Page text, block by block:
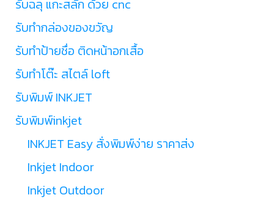
รับฉลุ แกะสลัก ด้วย cnc
รับทำกล่องของขวัญ
รับทำป้ายชื่อ ติดหน้าอกเสื้อ
รับทำโต๊ะ สไตล์ loft
รับพิมพ์ INKJET
รับพิมพ์inkjet
INKJET Easy สั่งพิมพ์ง่าย ราคาส่ง
Inkjet Indoor
Inkjet Outdoor